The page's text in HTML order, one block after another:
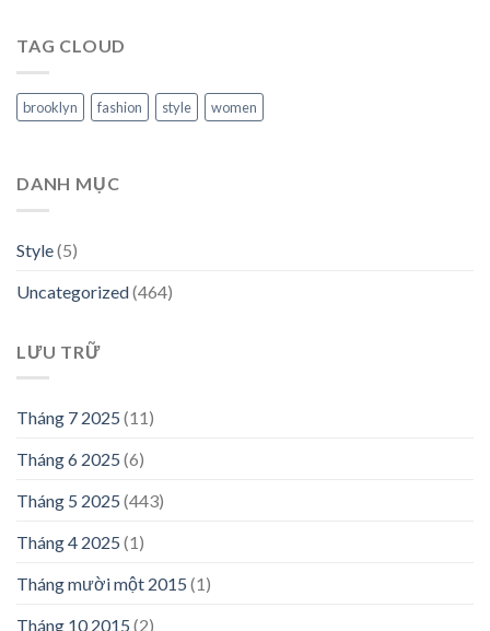
TAG CLOUD
brooklyn fashion style women
DANH MỤC
Style(5)
Uncategorized(464)
LƯU TRỮ
Tháng 7 2025 (11)
Tháng 6 2025 (6)
Tháng 5 2025 (443)
Tháng 4 2025 (1)
Tháng mười một 2015 (1)
Tháng 10 2015 (2)